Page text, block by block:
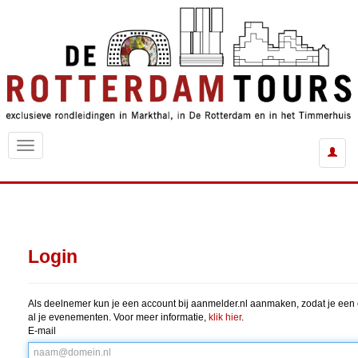
Login
Als deelnemer kun je een account bij aanmelder.nl aanmaken, zodat je
al je evenementen. Voor meer informatie, klik hier.
E-mail